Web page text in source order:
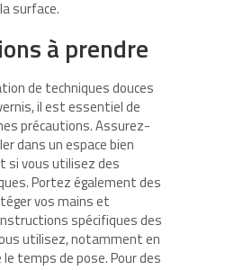
surface.
à prendre
de techniques douces
il est essentiel de
précautions. Assurez-
dans un espace bien
si vous utilisez des
Portez également des
vos mains et
spécifiques des
utilisez, notamment en
le temps de pose. Pour des